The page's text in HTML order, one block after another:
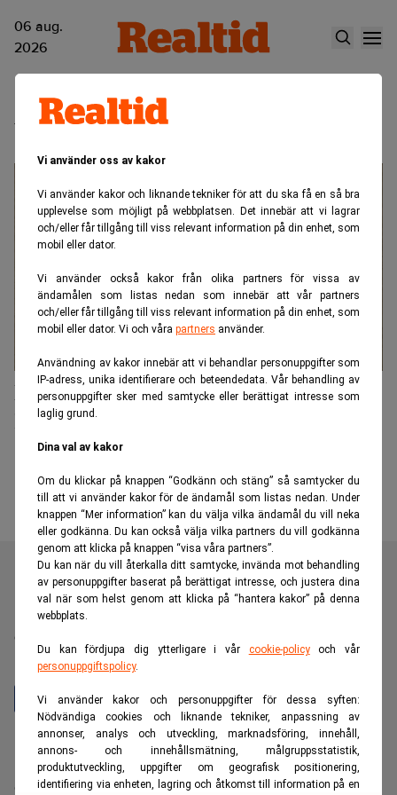
Vi använder oss av kakor
Vi använder kakor och liknande tekniker för att du ska få en så bra
upplevelse som möjligt på webbplatsen. Det innebär att vi lagrar
och/eller får tillgång till viss relevant information på din enhet, som
mobil eller dator.
Vi använder också kakor från olika partners för vissa av
ändamålen som listas nedan som innebär att vår partners
och/eller får tillgång till viss relevant information på din enhet, som
mobil eller dator. Vi och våra partners använder.
Användning av kakor innebär att vi behandlar personuppgifter som
IP-adress, unika identifierare och beteendedata. Vår behandling av
personuppgifter sker med samtycke eller berättigat intresse som
laglig grund.
Dina val av kakor
Om du klickar på knappen “Godkänn och stäng” så samtycker du
till att vi använder kakor för de ändamål som listas nedan. Under
knappen “Mer information” kan du välja vilka ändamål du vill neka
eller godkänna. Du kan också välja vilka partners du vill godkänna
genom att klicka på knappen “visa våra partners”.
Du kan när du vill återkalla ditt samtycke, invända mot behandling
av personuppgifter baserat på berättigat intresse, och justera dina
val när som helst genom att klicka på “hantera kakor” på denna
webbplats.
Du kan fördjupa dig ytterligare i vår cookie-policyoch vår
personuppgiftspolicy.
Vi använder kakor och personuppgifter för dessa syften:
Nödvändiga cookies och liknande tekniker, anpassning av
annonser, analys och utveckling, marknadsföring, innehåll,
annons- och innehållsmätning, målgruppsstatistik,
produktutveckling, uppgifter om geografisk positionering,
identifiering via enheten, lagring och åtkomst till information på en
06 aug.
2026
Uppfinnare
Koenigsegg och Perván i ordbråk om
klickgolv
Realtid är en oberoende och kostnadsfri nyhetskanal för
dig som vill fördjupa dig inom finans- och
näringslivsnyheter.
Hantera prenumeration
Integritetspolicy för personuppgifter
Cookiepolicy